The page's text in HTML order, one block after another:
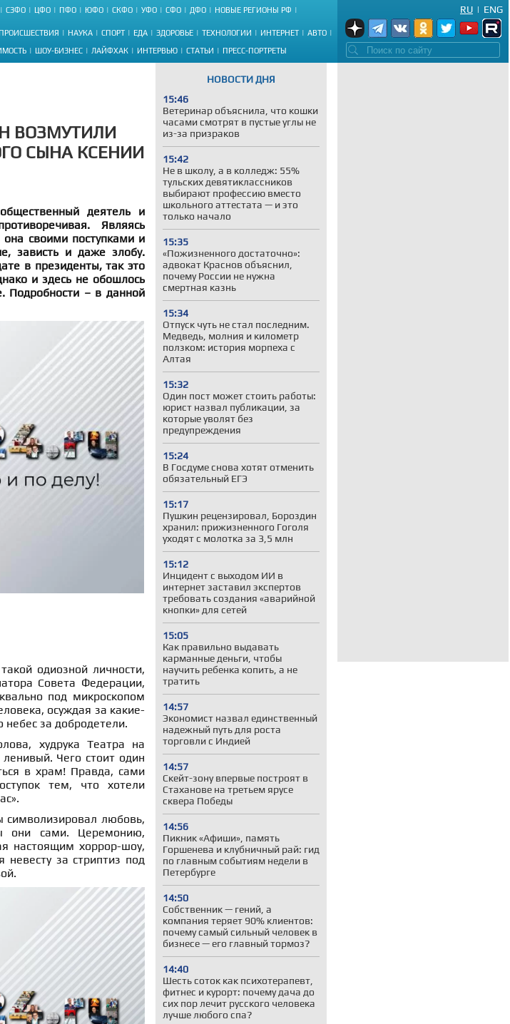
СЗФО ЦФО ПФО ЮФО СКФО УФО СФО ДФО НОВЫЕ РЕГИОНЫ РФ
ПРОИСШЕСТВИЯ НАУКА СПОРТ ЕДА ЗДОРОВЬЕ ТЕХНОЛОГИИ ИНТЕРНЕТ АВТО
ШОУ-БИЗНЕС ЛАЙФХАК ИНТЕРВЬЮ СТАТЬИ ПРЕСС-ПОРТРЕТЫ
ENG
|
RU
НОВОСТИ ДНЯ
15:46
Ветеринар объяснила, что кошки
часами смотрят в пустые углы не
из-за призраков
15:42
Не в школу, а в колледж: 55%
тульских девятиклассников
выбирают профессию вместо
школьного аттестата — и это
только начало
15:35
«Пожизненного достаточно»:
адвокат Краснов объяснил,
почему России не нужна
смертная казнь
15:34
Отпуск чуть не стал последним.
Медведь, молния и километр
ползком: история морпеха с
Алтая
15:32
Один пост может стоить работы:
юрист назвал публикации, за
которые уволят без
предупреждения
15:24
В Госдуме снова хотят отменить
обязательный ЕГЭ
15:17
Пушкин рецензировал, Бороздин
хранил: прижизненного Гоголя
уходят с молотка за 3,5 млн
15:12
Инцидент с выходом ИИ в
интернет заставил экспертов
требовать создания «аварийной
кнопки» для сетей
15:05
Как правильно выдавать
карманные деньги, чтобы
научить ребенка копить, а не
тратить
14:57
Экономист назвал единственный
надежный путь для роста
торговли с Индией
14:57
Скейт-зону впервые построят в
Стаханове на третьем ярусе
сквера Победы
14:56
Пикник «Афиши», память
Горшенева и клубничный рай: гид
по главным событиям недели в
Петербурге
14:50
Собственник — гений, а
компания теряет 90% клиентов:
почему самый сильный человек в
бизнесе — его главный тормоз?
14:40
Шесть соток как психотерапевт,
фитнес и курорт: почему дача до
сих пор лечит русского человека
лучше любого спа?
ВОЗМУТИЛИ
СЫНА КСЕНИИ
деятель и
Являясь
она своими поступками и
зависть и даже злобу.
в президенты, так это
и здесь не обошлось
Подробности – в данной
одиозной личности,
Совета Федерации,
под микроскопом
осуждая за какие-
небес за добродетели.
худрука Театра на
Чего стоит один
в храм! Правда, сами
тем, что хотели
символизировал любовь,
они сами. Церемонию,
настоящим хоррор-шоу,
невесту за стриптиз под